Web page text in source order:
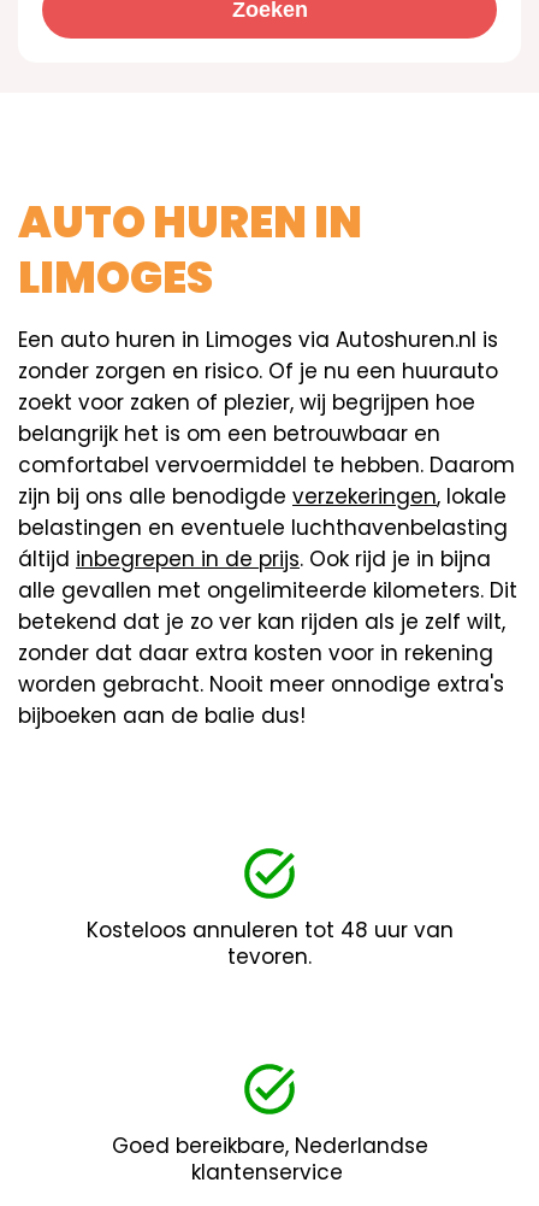
Zoeken
AUTO HUREN IN
LIMOGES
Een auto huren in Limoges via Autoshuren.nl is
zonder zorgen en risico. Of je nu een huurauto
zoekt voor zaken of plezier, wij begrijpen hoe
belangrijk het is om een betrouwbaar en
comfortabel vervoermiddel te hebben. Daarom
zijn bij ons alle benodigde verzekeringen, lokale
belastingen en eventuele luchthavenbelasting
áltijd inbegrepen in de prijs. Ook rijd je in bijna
alle gevallen met ongelimiteerde kilometers. Dit
betekend dat je zo ver kan rijden als je zelf wilt,
zonder dat daar extra kosten voor in rekening
worden gebracht. Nooit meer onnodige extra's
bijboeken aan de balie dus!
Kosteloos annuleren tot 48 uur van
tevoren.
Goed bereikbare, Nederlandse
klantenservice